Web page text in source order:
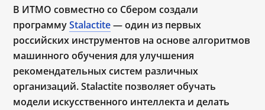
В ИТМО совместно со Сбером создали
программуStalactite— один из первых
российских инструментов на основе алгоритмов
машинного обучения для улучшения
рекомендательных систем различных
организаций. Stalactite позволяет обучать
модели искусственного интеллекта и делать